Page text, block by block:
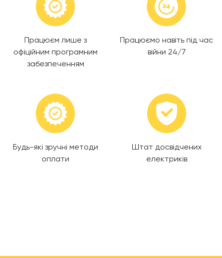
Працюєм лише з
офіційним програмним
забезпеченням
Працюємо навіть під час
війни 24/7
Будь-які зручні методи
оплати
Штат досвідчених
електриків